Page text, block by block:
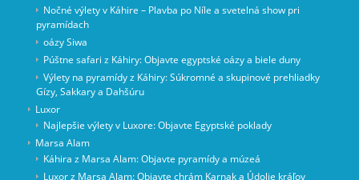
Nočné výlety v Káhire – Plavba po Níle a svetelná show pri
pyramídach
oázy Siwa
Púštne safari z Káhiry: Objavte egyptské oázy a biele duny
Výlety na pyramídy z Káhiry: Súkromné a skupinové prehliadky
Gízy, Sakkary a Dahšúru
Luxor
Najlepšie výlety v Luxore: Objavte Egyptské poklady
Marsa Alam
Káhira z Marsa Alam: Objavte pyramídy a múzeá
Luxor z Marsa Alam: Objavte chrám Karnak a Údolie kráľov